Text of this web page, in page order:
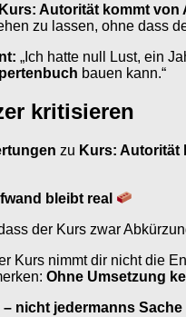
Kurs: Autorität kommt von
zu lassen, ohne dass
„Ich hatte null Lust, ein
bauen kann.“
kritisieren
zu Kurs: Autorität
bleibt real
der Kurs zwar
Kurs nimmt dir nicht die
Ohne Umsetzung
nicht jedermanns Sache